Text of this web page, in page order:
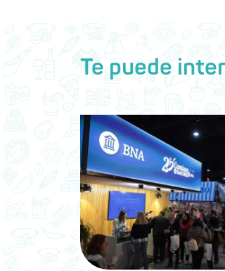
Te puede